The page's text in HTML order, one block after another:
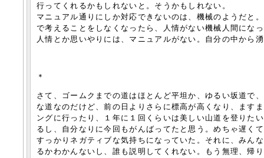
行ってくれるかもしれないと。そうかもしれない。
マニュアル通りにしか対応できないのは、機械のようだと
で考えることをしなくなったら、人情がない機械人間にな
人情とか思いやりには、マニュアルがない。自分の中から
＊
さて、ゴームクまでの道はほとんど平坦か、ゆるい坂道で
な道なのだけど、前の日よりさらに標高が高くなり、ます
ングに行ったり、１年に１回くらいは美しい山道を登りた
るし、自分なりに今回もがんばってたと思う。めちゃ遅く
すっかりネガティブな気持ちになっていた。それに、みん
るかわかんないし、誰も説明してくれない。もう無理、帰